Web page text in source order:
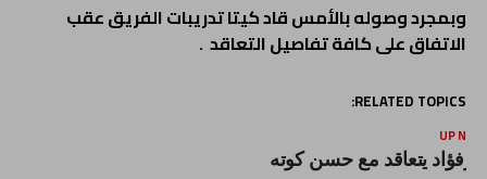
وبمجرد وصوله بالأمس قاد كيتا تدريبات الفريق عقب
الاتفاق على كافة تفاصيل التعاقد .
RELATED TOPICS:
UP
يتعاقد مع حسن كوته